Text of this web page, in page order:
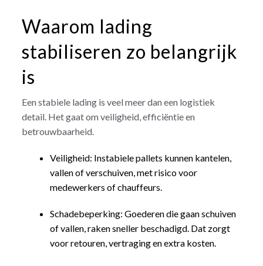
Waarom lading
stabiliseren zo belangrijk
is
Een stabiele lading is veel meer dan een logistiek
detail. Het gaat om veiligheid, efficiëntie en
betrouwbaarheid.
Veiligheid: Instabiele pallets kunnen kantelen,
vallen of verschuiven, met risico voor
medewerkers of chauffeurs.
Schadebeperking: Goederen die gaan schuiven
of vallen, raken sneller beschadigd. Dat zorgt
voor retouren, vertraging en extra kosten.